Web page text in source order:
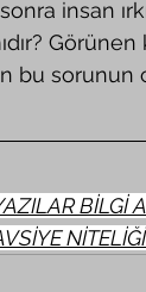
bu sorunun
BİLGİ